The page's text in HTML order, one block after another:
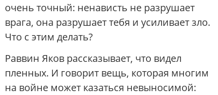
очень точный: ненависть не разрушает
врага, она разрушает тебя и усиливает зло.
Что с этим делать?
Раввин Яков рассказывает, что видел
пленных. И говорит вещь, которая многим
на войне может казаться невыносимой: